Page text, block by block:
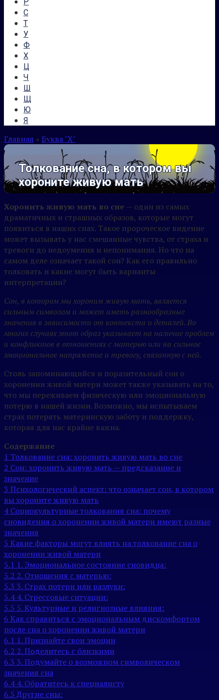
С
Т
У
Ф
Х
Ц
Ч
Ш
Щ
Ю
Я
Главная » Буква "Х"
Толкование сна, в котором вы
хороните живую мать
Хоронить живую мать во сне — один из самых
драматичных и страшных образов, которые могут
появиться в наших снах. Такое пророческое видение
может вызывать у нас смешанные чувства, от страха и
тревоги до недоумения и непонимания. Но что на
самом деле означает такой сон? Как его правильно
толковать и какие могут быть варианты
интерпретации?
Сон, в котором мы хороним живую мать, является
сильным символом и может иметь разнообразные
значения в зависимости от контекста и деталей. Во
многих случаях этот образ указывает на наличие проблем
и конфликтов в отношениях с матерью или на сильное
эмоциональное напряжение и тревогу, связанную с ней.
Столь запоминающийся и поразительный сон о
хоронении живой матери может также указывать на то,
что мы переживаем физическую или эмоциональную
потерю в нашей жизни. Возможно, мы испытываем
страх потерять материнскую заботу и поддержку,
которая для нас крайне важна.
Содержание
1 Толкование сна: хоронить живую мать во сне
2 Сон: хоронить живую мать — предсказание и
значение
3 Психологический аспект: что означает сон, в котором
вы хороните живую мать
4 Социокультурные толкования сна: почему
сновидения о хоронении живой матери имеют разные
значения
5 Какие факторы могут влиять на толкование сна о
хоронении живой матери
5.1 1. Эмоциональное состояние сновидца:
5.2 2. Отношения с матерью:
5.3 3. Страх потери или разлуки:
5.4 4. Стрессовые ситуации:
5.5 5. Культурные и религиозные влияния:
6 Как справиться с эмоциональным дискомфортом
после сна о хоронении живой матери
6.1 1. Признайте свои эмоции
6.2 2. Поделитесь с близкими
6.3 3. Подумайте о возможном символическом
значения сна
6.4 4. Обратитесь к специалисту
6.5 Другие сны: